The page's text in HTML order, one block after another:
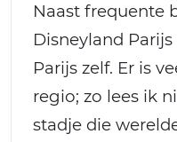
Naast frequente
Disneyland
Parijs zelf. Er is
regio; zo lees ik
stadje die